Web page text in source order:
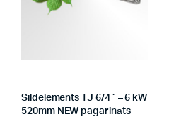
Sildelements TJ 6/4` – 6 kW
520mm NEW pagarināts